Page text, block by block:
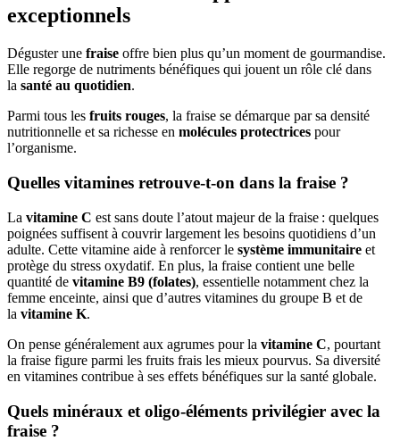
exceptionnels
Déguster une fraise offre bien plus qu’un moment de gourmandise.
Elle regorge de nutriments bénéfiques qui jouent un rôle clé dans
la santé au quotidien.
Parmi tous les fruits rouges, la fraise se démarque par sa densité
nutritionnelle et sa richesse en molécules protectrices pour
l’organisme.
Quelles vitamines retrouve-t-on dans la fraise ?
La vitamine C est sans doute l’atout majeur de la fraise : quelques
poignées suffisent à couvrir largement les besoins quotidiens d’un
adulte. Cette vitamine aide à renforcer le système immunitaire et
protège du stress oxydatif. En plus, la fraise contient une belle
quantité de vitamine B9 (folates), essentielle notamment chez la
femme enceinte, ainsi que d’autres vitamines du groupe B et de
la vitamine K.
On pense généralement aux agrumes pour la vitamine C, pourtant
la fraise figure parmi les fruits frais les mieux pourvus. Sa diversité
en vitamines contribue à ses effets bénéfiques sur la santé globale.
Quels minéraux et oligo-éléments privilégier avec la
fraise ?